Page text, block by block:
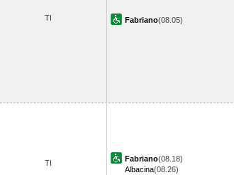
TI Fabriano(08.05)
TI Fabriano(08.18)
Albacina(08.26)